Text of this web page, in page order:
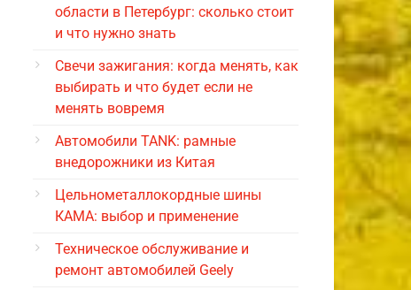
области в Петербург: сколько стоит
и что нужно знать
Свечи зажигания: когда менять, как
выбирать и что будет если не
менять вовремя
Автомобили TANK: рамные
внедорожники из Китая
Цельнометаллокордные шины
КАМА: выбор и применение
Техническое обслуживание и
ремонт автомобилей Geely